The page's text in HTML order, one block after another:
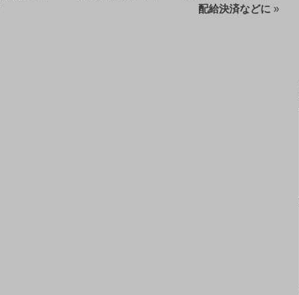
配給決済などに »